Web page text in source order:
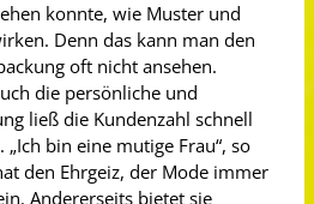
konnte, wie Muster und
Denn das kann man den
oft nicht ansehen.
die persönliche und
ließ die Kundenzahl schnell
bin eine mutige Frau“, so
den Ehrgeiz, der Mode immer
Andererseits bietet sie